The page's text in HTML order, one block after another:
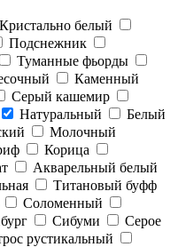
Кристально белый
Подснежник
Туманные фьорды
Каменный
Серый кашемир
Натуральный
Белый
Молочный
Корица
Акварельный белый
Титановый буфф
Соломенный
Сибуми
Серое
рустикальный